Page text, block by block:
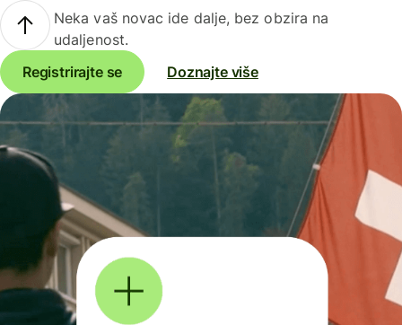
Neka vaš novac ide dalje, bez obzira na
udaljenost.
Registrirajte se
Doznajte više